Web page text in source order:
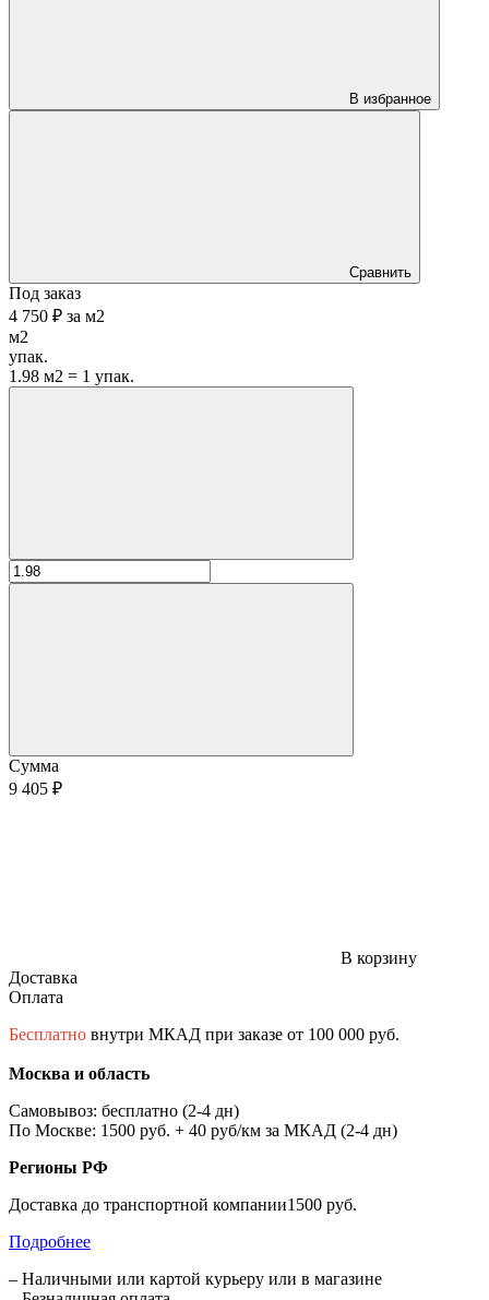
В избранное
Сравнить
Под заказ
4 750 ₽ за м2
м2
упак.
1.98 м2 = 1 упак.
Сумма
9 405 ₽
В корзину
Доставка
Оплата
Бесплатно внутри МКАД при заказе от 100 000 руб.
Москва и область
Самовывоз: бесплатно (2-4 дн)
По Москве: 1500 руб. + 40 руб/км за МКАД (2-4 дн)
Регионы РФ
Доставка до транспортной компании1500 руб.
Подробнее
– Наличными или картой курьеру или в магазине